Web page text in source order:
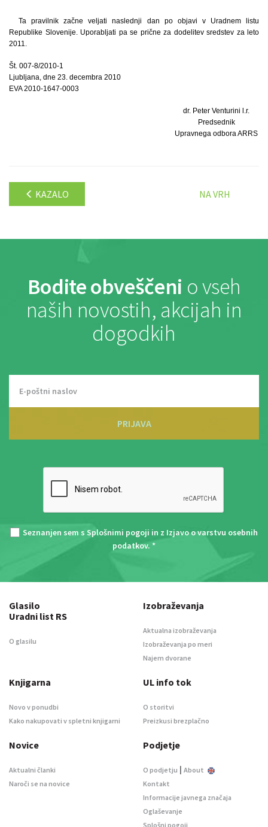
Ta pravilnik začne veljati naslednji dan po objavi v Uradnem listu
Republike Slovenije. Uporabljati pa se prične za dodelitev sredstev za leto
2011.
Št. 007-8/2010-1
Ljubljana, dne 23. decembra 2010
EVA 2010-1647-0003
dr. Peter Venturini l.r.
Predsednik
Upravnega odbora ARRS
KAZALO NA VRH
Bodite obveščeni o vseh
naših novostih, akcijah in
dogodkih
PRIJAVA
Seznanjen sem s Splošnimi pogoji in z Izjavo o varstvu osebnih
podatkov. *
Glasilo
Uradni list RS
O glasilu
Izobraževanja
Aktualna izobraževanja
Izobraževanja po meri
Najem dvorane
Knjigarna
Novo v ponudbi
Kako nakupovati v spletni knjigarni
UL info tok
O storitvi
Preizkusi brezplačno
Novice
Aktualni članki
Naroči se na novice
Podjetje
O podjetju | About
Kontakt
Informacije javnega značaja
Oglaševanje
Splošni pogoji